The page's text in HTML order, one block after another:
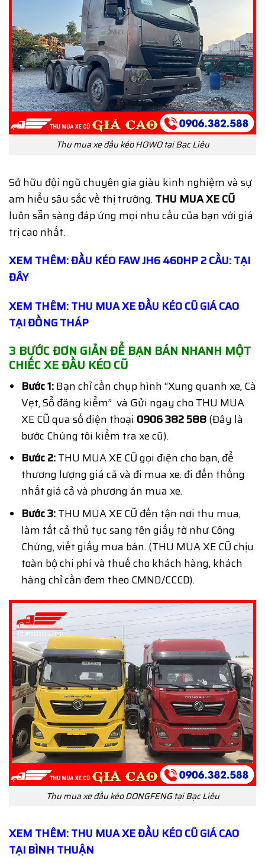
Thu mua xe đầu kéo HOWO tại Bạc Liêu
Sở hữu đội ngũ chuyên gia giàu kinh nghiệm và sự
am hiểu sâu sắc về thị trường.THU MUA XE CŨ
luôn sẵn sàng đáp ứng mọi nhu cầu của bạn với giá
trị cao nhất.
XEM THÊM:ĐẦU KÉO FAW JH6 460HP 2 CẦU: TẠI
ĐÂY
XEM THÊM: THU MUA XE ĐẦU KÉO CŨ GIÁ CAO
TẠI ĐỒNG THÁP
3 BƯỚC ĐƠN GIẢN ĐỂ BẠN BÁN NHANH MỘT
CHIẾC XE ĐẦU KÉO CŨ
Bước 1:Bạn chỉ cần chụp hình “Xung quanh xe, Cà
Vẹt, Sổ đăng kiểm” và Gửi ngay cho THU MUA
XE CŨ qua số điện thoại 0906 382 588(Đây là
bước Chúng tôi kiểm tra xe cũ).
Bước 2:THU MUA XE CŨ gọi điện cho bạn, để
thương lượng giá cả và đi mua xe. đi đến thống
nhất giá cả và phương án mua xe.
Bước 3:THU MUA XE CŨ đến tận nơi thu mua,
làm tất cả thủ tục sang tên giấy tờ như Công
Chứng, viết giấy mua bán. (THU MUA XE CŨ chịu
toàn bộ chi phí và thuế cho khách hàng, khách
hàng chỉ cần đem theo CMND/CCCD).
Thu mua xe đầu kéo DONGFENG tại Bạc Liêu
XEM THÊM: THU MUA XE ĐẦU KÉO CŨ GIÁ CAO
TẠI BÌNH THUẬN